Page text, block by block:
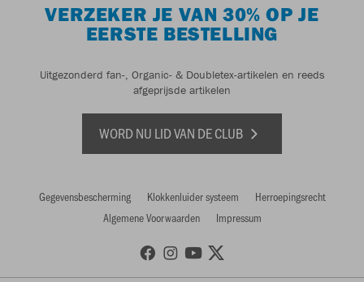
VERZEKER JE VAN 30% OP JE
EERSTE BESTELLING
Uitgezonderd fan-, Organic- & Doubletex-artikelen en reeds
afgeprijsde artikelen
WORD NU LID VAN DE CLUB
Gegevensbescherming Klokkenluider systeem
Herroepingsrecht
Algemene Voorwaarden
Impressum